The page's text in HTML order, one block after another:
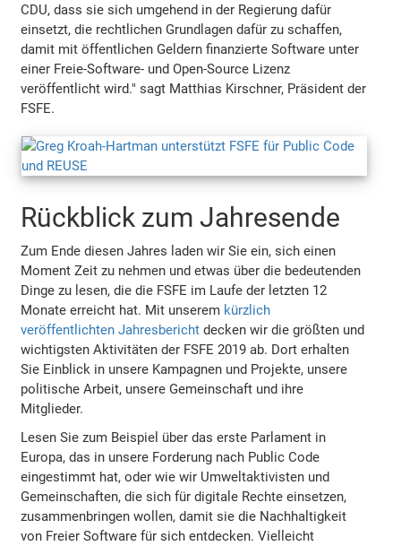
CDU, dass sie sich umgehend in der Regierung dafür
einsetzt, die rechtlichen Grundlagen dafür zu schaffen,
damit mit öffentlichen Geldern finanzierte Software unter
einer Freie-Software- und Open-Source Lizenz
veröffentlicht wird." sagt Matthias Kirschner, Präsident der
FSFE.
Rückblick zum Jahresende
Zum Ende diesen Jahres laden wir Sie ein, sich einen
Moment Zeit zu nehmen und etwas über die bedeutenden
Dinge zu lesen, die die FSFE im Laufe der letzten 12
Monate erreicht hat. Mit unserem kürzlich
veröffentlichten Jahresbericht decken wir die größten und
wichtigsten Aktivitäten der FSFE 2019 ab. Dort erhalten
Sie Einblick in unsere Kampagnen und Projekte, unsere
politische Arbeit, unsere Gemeinschaft und ihre
Mitglieder.
Lesen Sie zum Beispiel über das erste Parlament in
Europa, das in unsere Forderung nach Public Code
eingestimmt hat, oder wie wir Umweltaktivisten und
Gemeinschaften, die sich für digitale Rechte einsetzen,
zusammenbringen wollen, damit sie die Nachhaltigkeit
von Freier Software für sich entdecken. Vielleicht